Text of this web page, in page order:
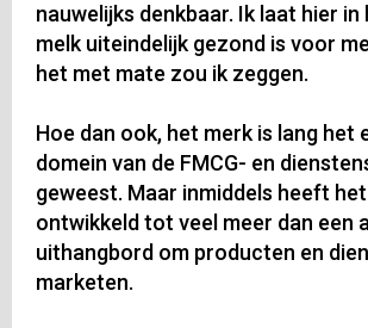
nauwelijks denkbaar. Ik laat hier
melk uiteindelijk gezond is voor
het met mate zou ik zeggen.
Hoe dan ook, het merk is lang het
domein van de FMCG- en
geweest. Maar inmiddels heeft
ontwikkeld tot veel meer dan een
uithangbord om producten en
marketen.